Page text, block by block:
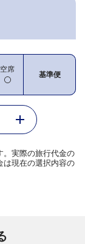
空席
基準便
。実際の旅行代金の
は現在の選択内容の